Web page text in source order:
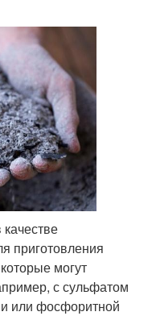
приготовления
могут
с сульфатом
или фосфоритной